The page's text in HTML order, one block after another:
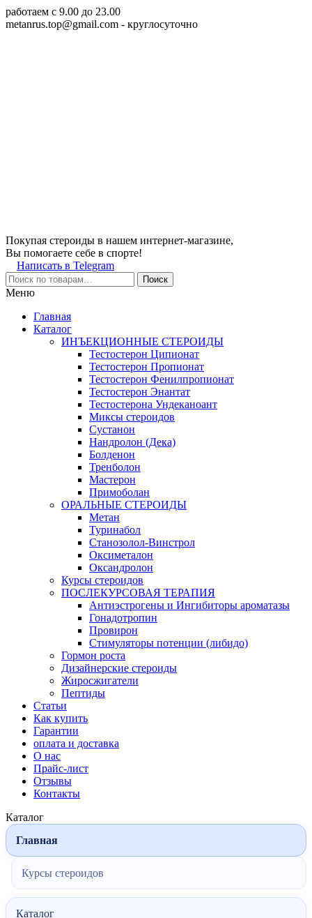
работаем c 9.00 до 23.00
metanrus.top@gmail.com - круглосуточно
Покупая стероиды в нашем интернет-магазине,
Вы помогаете себе в спорте!
Написать в Telegram
Поиск
Меню
Главная
Каталог
ИНЪЕКЦИОННЫЕ СТЕРОИДЫ
Тестостерон Ципионат
Тестостерон Пропионат
Тестостерон Фенилпропионат
Тестостерон Энантат
Тестостерона Ундеканоант
Миксы стероидов
Сустанон
Нандролон (Дека)
Болденон
Тренболон
Мастерон
Примоболан
ОРАЛЬНЫЕ СТЕРОИДЫ
Метан
Туринабол
Станозолол-Винстрол
Оксиметалон
Оксандролон
Курсы стероидов
ПОСЛЕКУРСОВАЯ ТЕРАПИЯ
Антиэстрогены и Ингибиторы ароматазы
Гонадотропин
Провирон
Стимуляторы потенции (либидо)
Гормон роста
Дизайнерские стероиды
Жиросжигатели
Пептиды
Статьи
Как купить
Гарантии
оплата и доставка
О нас
Прайс-лист
Отзывы
Контакты
Каталог
Главная
Курсы стероидов
Каталог